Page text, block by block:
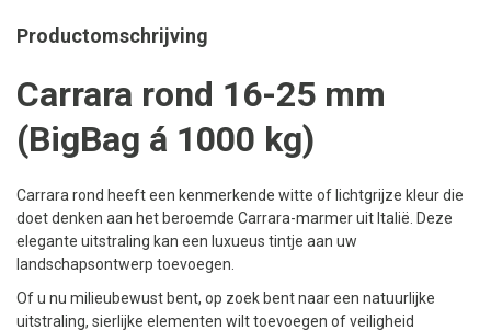
Productomschrijving
Carrara rond 16-25 mm
(BigBag á 1000 kg)
Carrara rond heeft een kenmerkende witte of lichtgrijze kleur die
doet denken aan het beroemde Carrara-marmer uit Italië. Deze
elegante uitstraling kan een luxueus tintje aan uw
landschapsontwerp toevoegen.
Of u nu milieubewust bent, op zoek bent naar een natuurlijke
uitstraling, sierlijke elementen wilt toevoegen of veiligheid